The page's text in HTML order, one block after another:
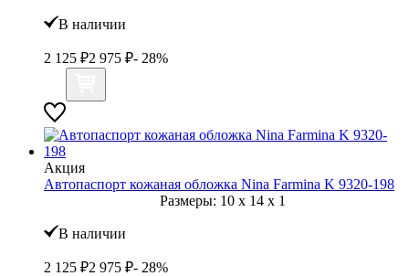
В наличии
2 125 ₽2 975 ₽- 28%
Акция
Автопаспорт кожаная обложка Nina Farmina K 9320-198
Размеры: 10 x 14 x 1
В наличии
2 125 ₽2 975 ₽- 28%